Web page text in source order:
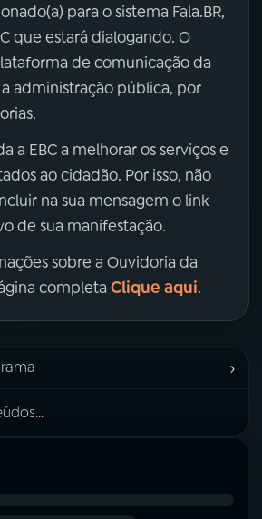
para o sistema Fala.BR,
que estará dialogando. O
de comunicação da
administração pública, por
a EBC a melhorar os serviços e
ao cidadão. Por isso, não
na sua mensagem o link
de sua manifestação.
sobre a Ouvidoria da
completa Clique aqui.
›